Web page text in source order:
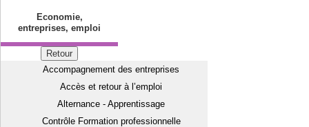
Economie,
entreprises, emploi
Retour
Accompagnement des entreprises
Accès et retour à l’emploi
Alternance - Apprentissage
Contrôle Formation professionnelle